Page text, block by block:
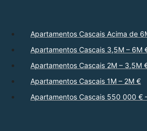
Apartamentos Cascais Acima de
Apartamentos Cascais 3,5M – 6M
Apartamentos Cascais 2M – 3,5M
Apartamentos Cascais 1M – 2M €
Apartamentos Cascais 550 000 €